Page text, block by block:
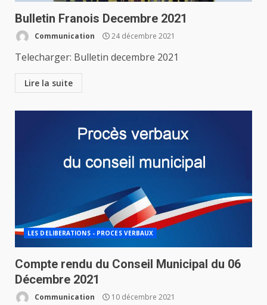
Bulletin Franois Decembre 2021
Communication 24 décembre 2021
Telecharger: Bulletin decembre 2021
Lire la suite
LES DELIBERATIONS - PROCES VERBAUX
Compte rendu du Conseil Municipal du 06
Décembre 2021
Communication 10 décembre 2021